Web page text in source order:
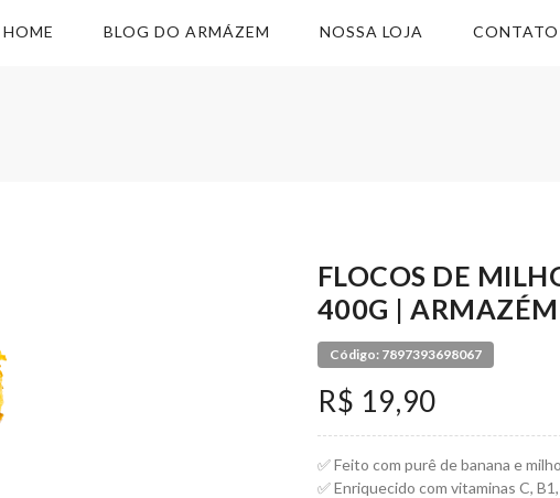
HOME BLOG DO ARMÁZEM NOSSA LOJA CONTATO
FLOCOS DE
400G | ARMAZÉM
Código: 7897393698067
R$ 19,90
✅ Feito com purê de banana e
✅ Enriquecido com vitaminas C,